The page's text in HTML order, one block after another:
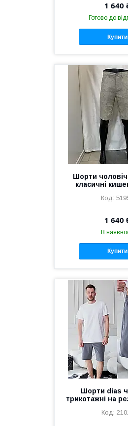
1 640
Готово до
Купити
Шорти
класичні
1 640
В
Купити
Шорти dias
трикотажні на